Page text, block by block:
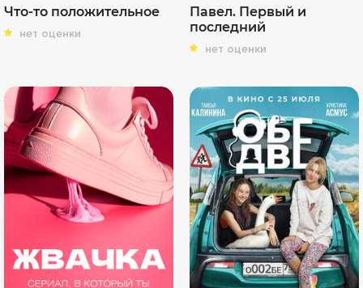
Что-то положительное
нет оценки
Павел. Первый и
последний
нет оценки